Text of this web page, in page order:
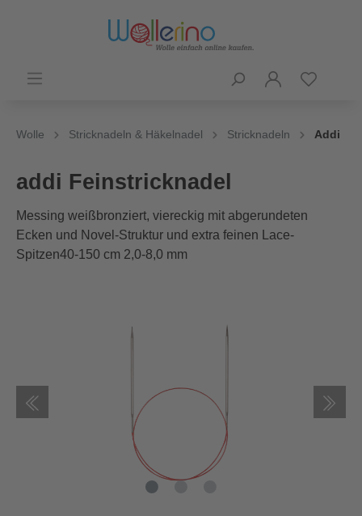
Wolle Stricknadeln & Häkelnadel Stricknadeln Addi
addi Feinstricknadel
Messing weißbronziert, viereckig mit abgerundeten
Ecken und Novel-Struktur und extra feinen Lace-
Spitzen40-150 cm 2,0-8,0 mm